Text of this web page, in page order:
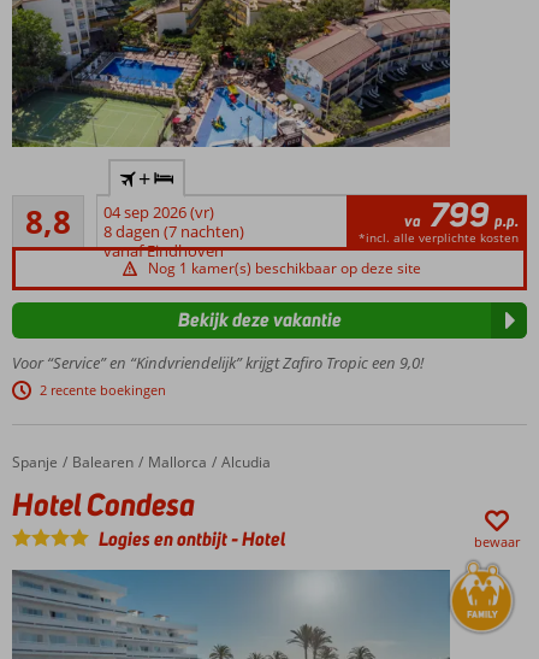
Genieten
gezin in
luxe
Slechts 200
m van het
en
centrum
Ruime
en studio's
Appartementen
met privé
dakterras en
Piratenschip
met glijbaan
voor de kids
8,8
Aanrader
29
beoordelingen
+
04 sep 2026 (vr)
8 dagen (7 nachten)
vanaf Eindhoven
va 799 p.p.
*incl. alle verplichte kosten
Nog 1 kamer(s) beschikbaar op deze site
Voor “Service” en “Kindvriendelijk” krijgt Zafiro Tropic een 9,0!
2 recente boekingen
Bekijk deze vakantie
Home
Spanje Balearen Mallorca Alcudia
Hotel Condesa
Hotel Condesa
Logies en ontbijt-Hotel bewaar